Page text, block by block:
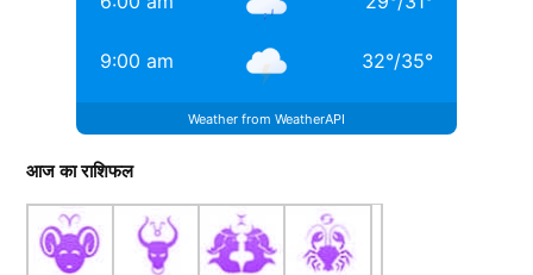
9:00 am 32°/35°
Weather from WeatherAPI
आज का राशिफल